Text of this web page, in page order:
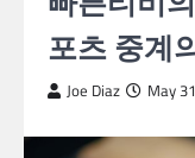
포츠 중계
Joe Diaz May